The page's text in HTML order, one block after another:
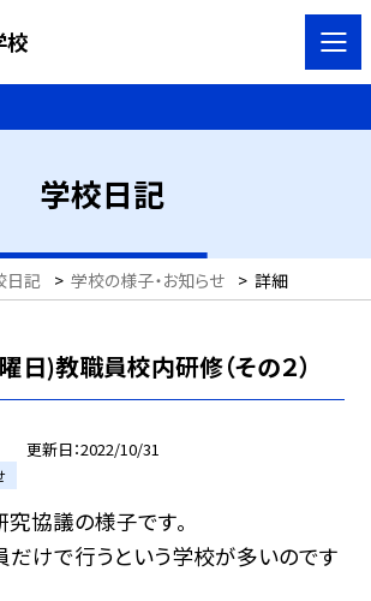
校
学校日記
日記 > 学校の様子・お知らせ > 詳細
)教職員校内研修（その２）
更新日 2022/10/31
協議の様子です。
けで行うという学校が多いのです